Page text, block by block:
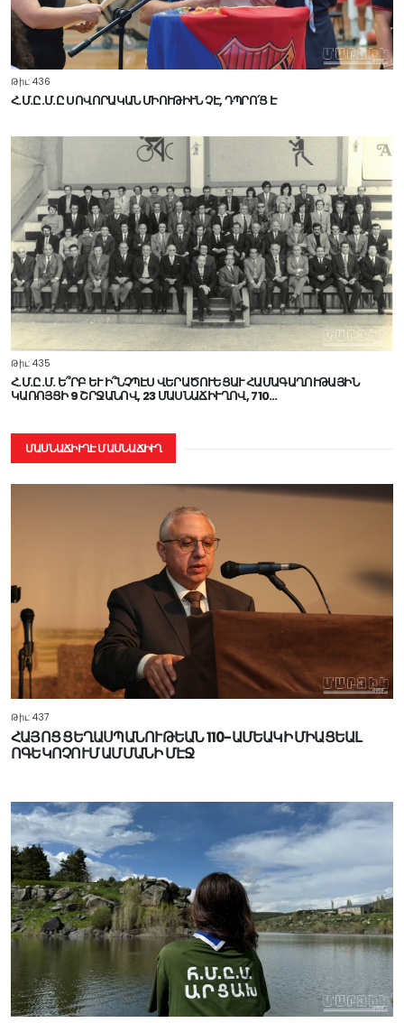
Թիւ: 436
Հ.Մ.Ը.Մ.Ը ՍՈՎՈՐԱԿԱՆ ՄԻՈՒԹԻՒՆ ՉԷ, ԴՊՐՈ՛Ց Է
Թիւ: 435
Հ.Մ.Ը.Մ. Ե՞ՐԲ ԵՒ Ի՞ՆՉՊԷՍ ՎԵՐԱԾՈՒԵՑԱՒ ՀԱՄԱԳԱՂՈՒԹԱՅԻՆ
ԿԱՌՈՅՑԻ 9 ՇՐՋԱՆՈՎ, 23 ՄԱՍՆԱՃԻՒՂՈՎ, 710…
ՄԱՍՆԱՃԻՒՂԷ ՄԱՍՆԱՃԻՒՂ
Թիւ: 437
ՀԱՅՈՑ ՑԵՂԱՍՊԱՆՈՒԹԵԱՆ 110-ԱՄԵԱԿԻ ՄԻԱՑԵԱԼ
ՈԳԵԿՈՉՈՒՄ ԱՄՄԱՆԻ ՄԷՋ